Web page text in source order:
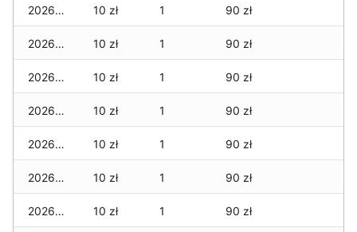
2026-06-27 10 zł 1 90 zł
2026-06-26 10 zł 1 90 zł
2026-06-25 10 zł 1 90 zł
2026-06-24 10 zł 1 90 zł
2026-06-23 10 zł 1 90 zł
2026-06-22 10 zł 1 90 zł
2026-06-21 10 zł 1 90 zł